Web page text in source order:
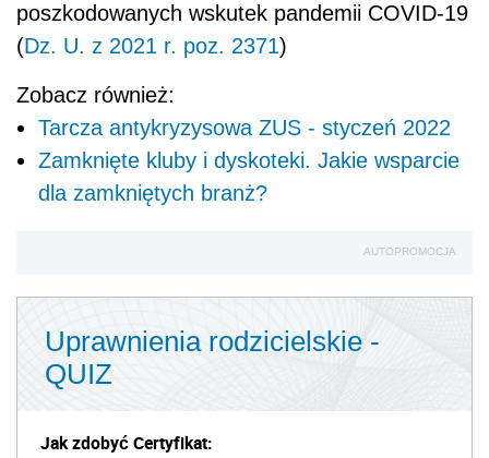
poszkodowanych wskutek pandemii COVID-19
(Dz. U. z 2021 r. poz. 2371)
Zobacz również:
Tarcza antykryzysowa ZUS - styczeń 2022
Zamknięte kluby i dyskoteki. Jakie wsparcie
dla zamkniętych branż?
AUTOPROMOCJA
Uprawnienia rodzicielskie -
QUIZ
Jak zdobyć Certyfikat: